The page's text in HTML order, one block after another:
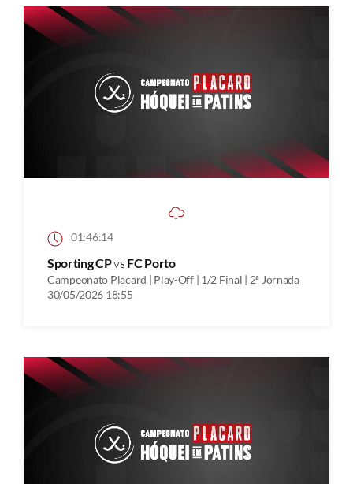
01:46:14
Sporting CPvs FC Porto
Campeonato Placard | Play-Off | 1/2 Final | 2ª Jornada
30/05/2026 18:55